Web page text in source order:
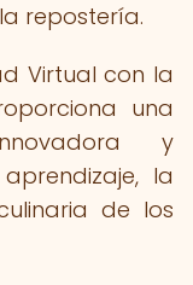
repostería.
Virtual con la
una
y
la
de los